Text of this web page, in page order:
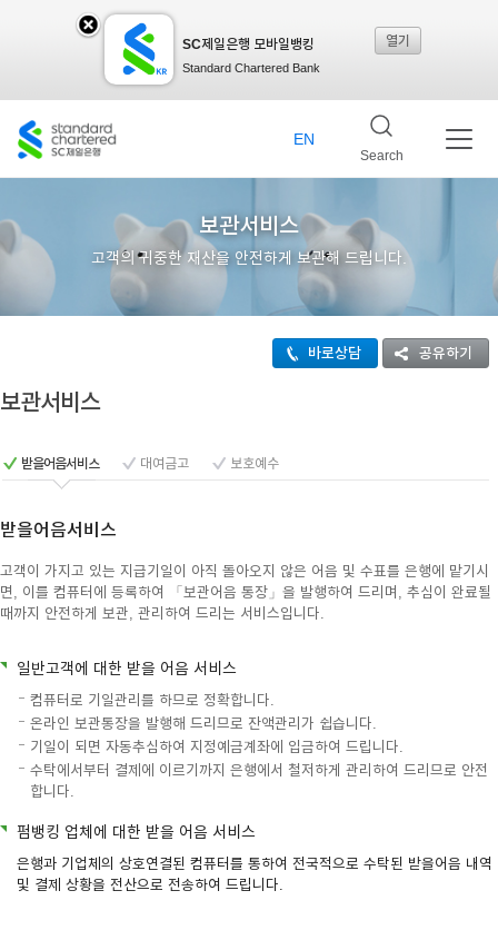
SC제일은행 모바일뱅킹
Standard Chartered Bank
열기
제일
이어
창 닫
기
Search
EN
보관서비스
고객의 귀중한 재산을 안전하게 보관해 드립니다.
바로상담 공유하기
보관서비스
받을어음서비스 대여금고 보호예수
받을어음서비스
고객이 가지고 있는 지급기일이 아직 돌아오지 않은 어음 및 수표를 은행에 맡기시
면, 이를 컴퓨터에 등록하여 「보관어음 통장」을 발행하여 드리며, 추심이 완료될
때까지 안전하게 보관, 관리하여 드리는 서비스입니다.
일반고객에 대한 받을 어음 서비스
컴퓨터로 기일관리를 하므로 정확합니다.
온라인 보관통장을 발행해 드리므로 잔액관리가 쉽습니다.
기일이 되면 자동추심하여 지정예금계좌에 입금하여 드립니다.
수탁에서부터 결제에 이르기까지 은행에서 철저하게 관리하여 드리므로 안전
합니다.
펌뱅킹 업체에 대한 받을 어음 서비스
은행과 기업체의 상호연결된 컴퓨터를 통하여 전국적으로 수탁된 받을어음 내역
및 결제 상황을 전산으로 전송하여 드립니다.